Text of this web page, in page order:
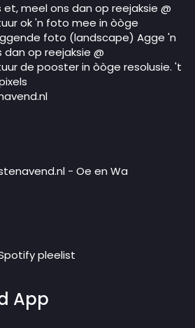
meel ons dan op reejaksie @
ok 'n foto mee in òòge
foto (landscape) Agge 'n
op reejaksie @
de pooster in òòge resolusie. 't
- Oe en Wa
pleelist
App